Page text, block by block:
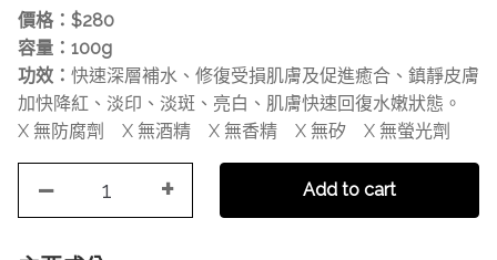
價格：$280
容量：100g
功效： 快速深層補水、修復受損肌膚及促進癒合、鎮靜皮膚
加快降紅、淡印、淡斑、亮白、肌膚快速回復水嫩狀態。
X 無防腐劑 X 無酒精 X 無香精 X 無矽 X 無螢光劑
− + Add to cart